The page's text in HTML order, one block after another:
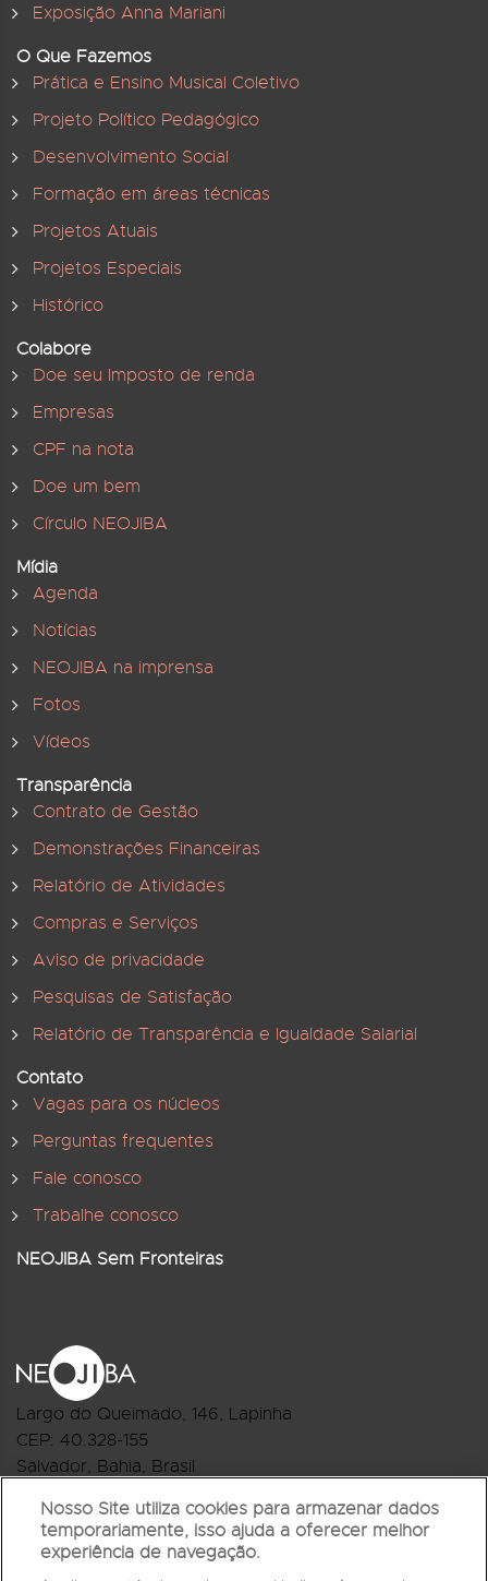
Exposição Anna Mariani
O Que Fazemos
Prática e Ensino Musical Coletivo
Projeto Político Pedagógico
Desenvolvimento Social
Formação em áreas técnicas
Projetos Atuais
Projetos Especiais
Histórico
Colabore
Doe seu Imposto de renda
Empresas
CPF na nota
Doe um bem
Círculo NEOJIBA
Mídia
Agenda
Notícias
NEOJIBA na imprensa
Fotos
Vídeos
Transparência
Contrato de Gestão
Demonstrações Financeiras
Relatório de Atividades
Compras e Serviços
Aviso de privacidade
Pesquisas de Satisfação
Relatório de Transparência e Igualdade Salarial
Contato
Vagas para os núcleos
Perguntas frequentes
Fale conosco
Trabalhe conosco
NEOJIBA Sem Fronteiras
Largo do Queimado, 146, Lapinha
CEP: 40.328-155
Salvador, Bahia, Brasil
R.Monte Castelo Nº 62, Bairro Barbalho
CEP: 40.301-210
Nosso Site utiliza cookies para armazenar dados
temporariamente, isso ajuda a oferecer melhor
experiência de navegação.